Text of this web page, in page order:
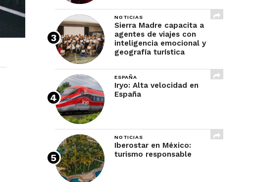
NOTICIAS
Sierra Madre capacita a
agentes de viajes con
inteligencia emocional y
geografía turística
ESPAÑA
Iryo: Alta velocidad en
España
NOTICIAS
Iberostar en México:
turismo responsable